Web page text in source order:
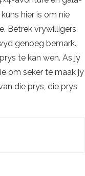
hier is om nie
Betrek vrywilligers
genoeg bemark.
te kan wen. As jy
om seker te maak jy
die prys, die prys